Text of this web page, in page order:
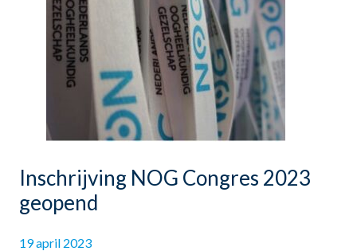
Inschrijving NOG Congres 2023
geopend
19 april 2023